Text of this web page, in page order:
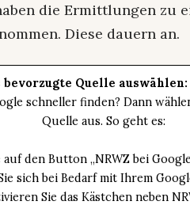
die Ermittlungen zu
Diese dauern an.
bevorzugte Quelle auswählen:
schneller finden? Dann
Quelle aus. So geht es:
auf den Button „NRWZ bei
sich bei Bedarf mit Ihrem
Sie das Kästchen neben